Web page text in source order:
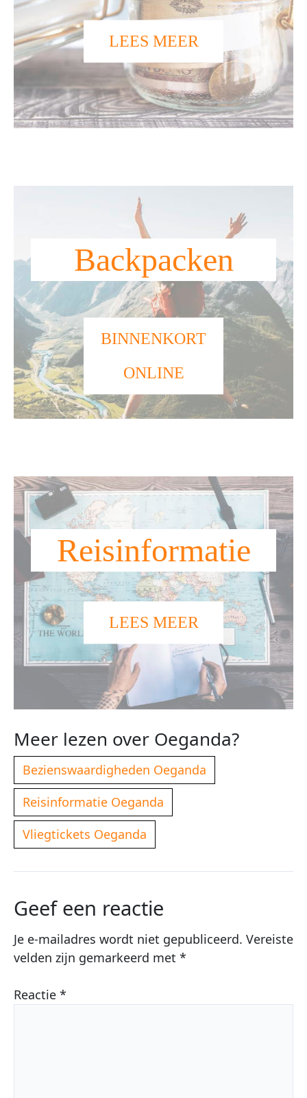
LEES MEER
Backpacken
BINNENKORT
ONLINE
Reisinformatie
LEES MEER
Meer lezen over Oeganda?
Bezienswaardigheden Oeganda
Reisinformatie Oeganda
Vliegtickets Oeganda
Geef een reactie
Je e-mailadres wordt niet gepubliceerd. Vereiste
velden zijn gemarkeerd met *
Reactie *